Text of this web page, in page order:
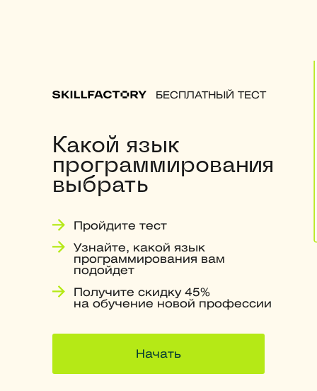
Какой язык
программирования
выбрать
Пройдите тест
Начать
БЕСПЛАТНЫЙ ТЕСТ
Узнайте, какой язык
программирования вам
подойдет
Получите скидку 45%
на обучение новой профессии